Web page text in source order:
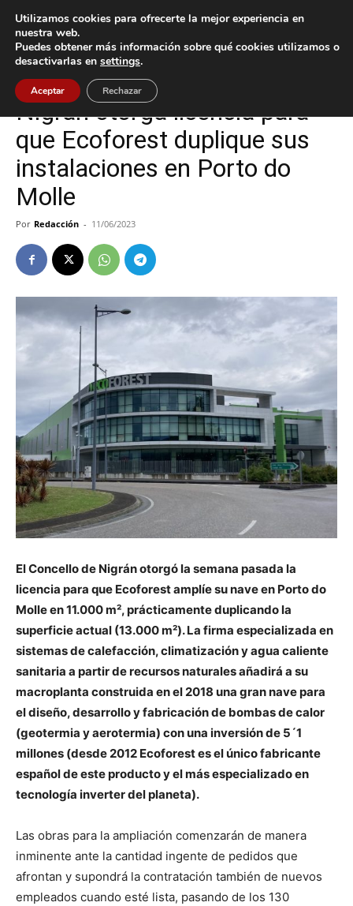
Inicio Nigrán
Nigrán
Nigrán otorga licencia para
que Ecoforest duplique sus
instalaciones en Porto do
Molle
Por Redacción - 11/06/2023
El Concello de Nigrán otorgó la semana pasada la
licencia para que Ecoforest amplíe su nave en Porto do
Molle en 11.000 m², prácticamente duplicando la
superficie actual (13.000 m²). La firma especializada en
sistemas de calefacción, climatización y agua caliente
sanitaria a partir de recursos naturales añadirá a su
macroplanta construida en el 2018 una gran nave para
el diseño, desarrollo y fabricación de bombas de calor
(geotermia y aerotermia) con una inversión de 5´1
millones (desde 2012 Ecoforest es el único fabricante
español de este producto y el más especializado en
tecnología inverter del planeta).
Las obras para la ampliación comenzarán de manera
inminente ante la cantidad ingente de pedidos que
afrontan y supondrá la contratación también de nuevos
empleados cuando esté lista, pasando de los 130
Utilizamos cookies para ofrecerte la mejor experiencia en
nuestra web.
Puedes obtener más información sobre qué cookies utilizamos o
desactivarlas en settings.
Aceptar Rechazar